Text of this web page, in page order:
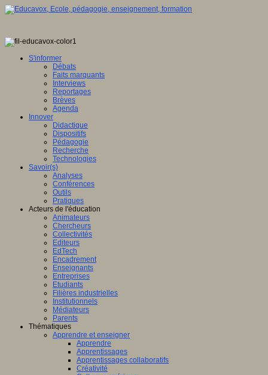
S'informer
Débats
Faits marquants
Interviews
Reportages
Brèves
Agenda
Innover
Didactique
Dispositifs
Pédagogie
Recherche
Technologies
Savoir(s)
Analyses
Conférences
Outils
Pratiques
Acteurs de l'éducation
Animateurs
Chercheurs
Collectivités
Editeurs
EdTech
Encadrement
Enseignants
Entreprises
Etudiants
Filières industrielles
Institutionnels
Médiateurs
Parents
Thématiques
Apprendre et enseigner
Apprendre
Apprentissages
Apprentissages collaboratifs
Créativité